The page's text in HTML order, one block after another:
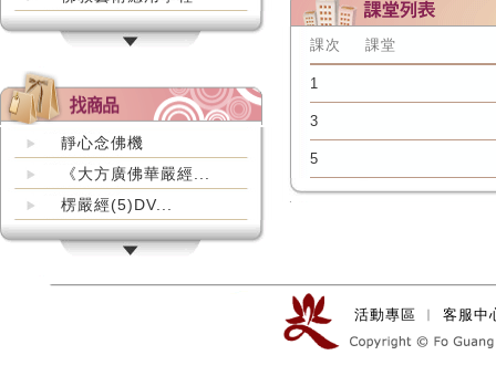
靜心念佛機
《大方廣佛華嚴經...
楞嚴經(5)DV...
課次 課堂
1
3
5
活動專區 ︱ 客服中